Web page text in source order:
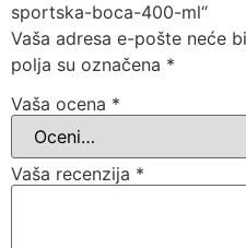
sportska-boca-400-ml“
Vaša adresa e-pošte neće
polja su označena *
Vaša ocena *
Vaša recenzija *